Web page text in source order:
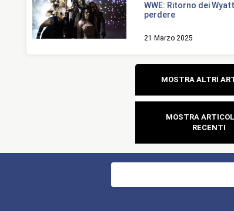
WWE: Ritorno dei
perdere
21 Marzo 2025
Navigazione
articoli
MOSTRA ALTRI
MOSTRA
RECENTI
Ricerca